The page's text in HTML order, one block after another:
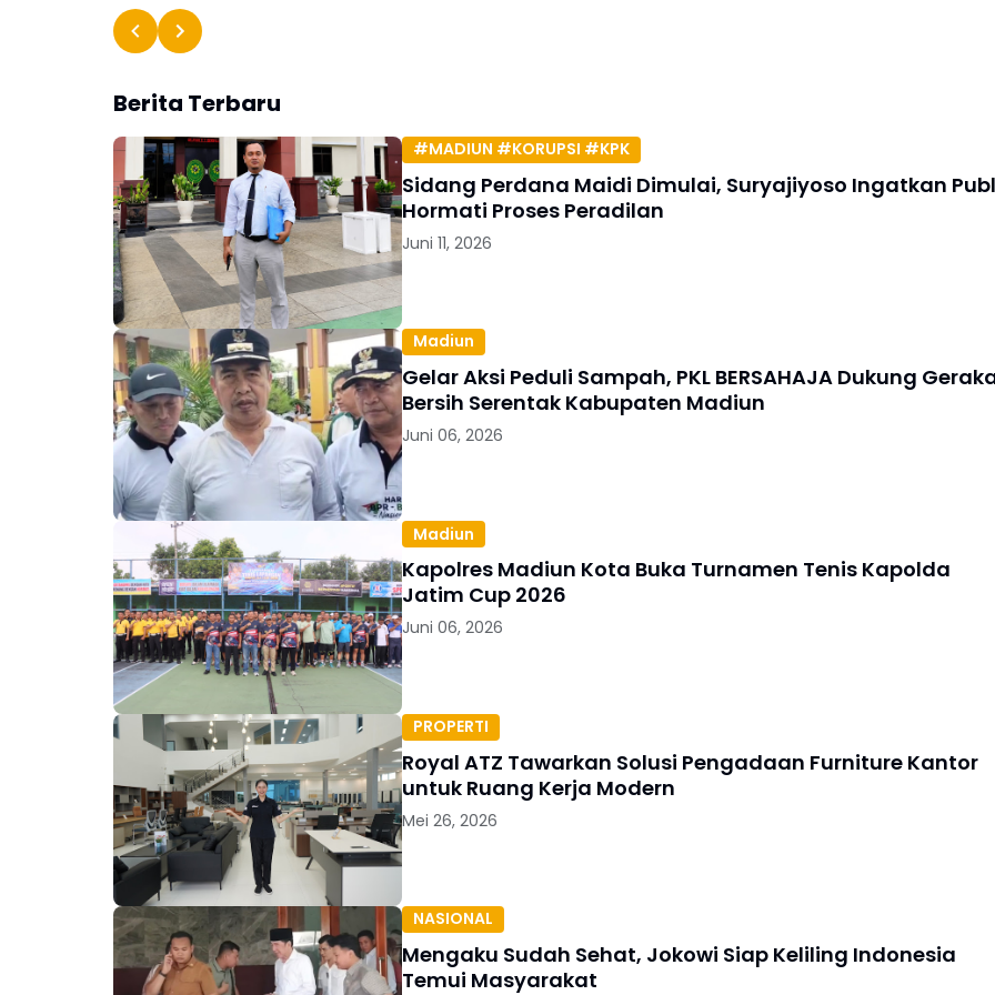
Berita Terbaru
#MADIUN #KORUPSI #KPK
Sidang Perdana Maidi Dimulai, Suryajiyoso Ingatkan
Hormati Proses Peradilan
Juni 11, 2026
Madiun
Gelar Aksi Peduli Sampah, PKL BERSAHAJA Dukung
Bersih Serentak Kabupaten Madiun
Juni 06, 2026
Madiun
Kapolres Madiun Kota Buka Turnamen Tenis Kapolda
Jatim Cup 2026
Juni 06, 2026
PROPERTI
Royal ATZ Tawarkan Solusi Pengadaan Furniture Kantor
untuk Ruang Kerja Modern
Mei 26, 2026
NASIONAL
Mengaku Sudah Sehat, Jokowi Siap Keliling Indonesia
Temui Masyarakat